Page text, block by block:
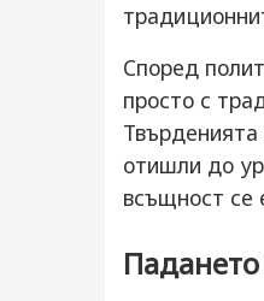
Според
просто с
отишли до
всъщност се